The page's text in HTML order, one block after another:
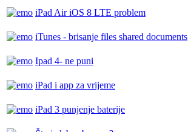
iPad Air iOS 8 LTE problem
iTunes - brisanje files shared documents
Ipad 4- ne puni
iPad i app za vrijeme
iPad 3 punjenje baterije